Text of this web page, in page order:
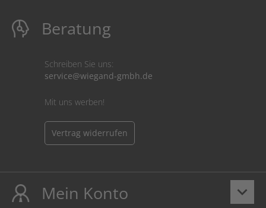
Beratung
Schreiben Sie uns:
service@wiegand-gmbh.de
Mit uns werben!
Vertrag widerrufen
keyboard_arrow_down
Mein Konto